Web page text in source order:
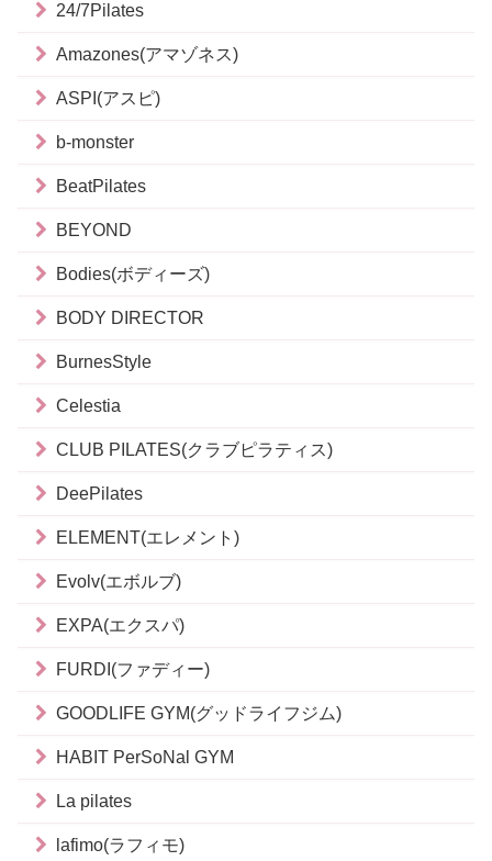
24/7Pilates
Amazones(アマゾネス)
ASPI(アスピ)
b-monster
BeatPilates
BEYOND
Bodies(ボディーズ)
BODY DIRECTOR
BurnesStyle
Celestia
CLUB PILATES(クラブピラティス)
DeePilates
ELEMENT(エレメント)
Evolv(エボルブ)
EXPA(エクスパ)
FURDI(ファディー)
GOODLIFE GYM(グッドライフジム)
HABIT PerSoNal GYM
La pilates
lafimo(ラフィモ)